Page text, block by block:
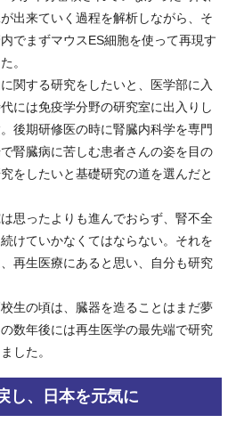
出来ていく過程を解析しながら、そ
でまずマウスES細胞を使って再現す
。
関する研究をしたいと、医学部に入
には免疫学分野の研究室に出入りし
後期研修医の時に腎臓内科学を専門
腎臓病に苦しむ患者さんの姿を目の
をしたいと基礎研究の道を選んだと
思ったよりも進んでおらず、腎不全
けていかなくてはならない。それを
再生医療にあると思い、自分も研究
生の頃は、臓器を造ることはまだ夢
数年後には再生医学の最先端で研究
した。
し、日本を元気に